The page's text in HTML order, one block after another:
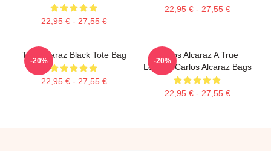
22,95 € - 27,55 €
22,95 € - 27,55 €
The Alcaraz Black Tote Bag
22,95 € - 27,55 €
-20%
Carlos Alcaraz A True
Legend Carlos Alcaraz Bags
22,95 € - 27,55 €
-20%